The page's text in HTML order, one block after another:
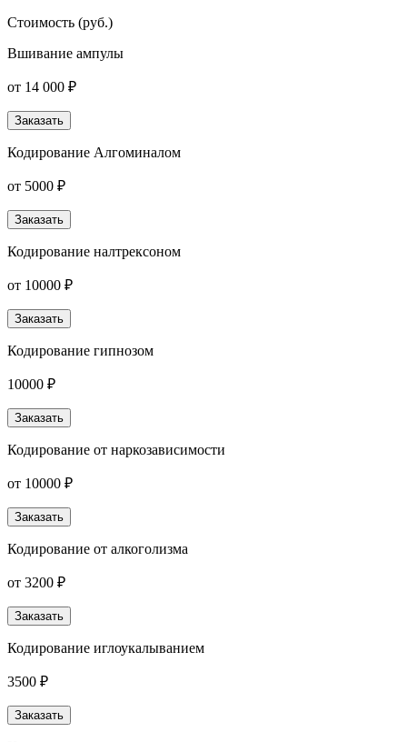
Стоимость (руб.)
Вшивание ампулы
от 14 000 ₽
Заказать
Кодирование Алгоминалом
от 5000 ₽
Заказать
Кодирование налтрексоном
от 10000 ₽
Заказать
Кодирование гипнозом
10000 ₽
Заказать
Кодирование от наркозависимости
от 10000 ₽
Заказать
Кодирование от алкоголизма
от 3200 ₽
Заказать
Кодирование иглоукалыванием
3500 ₽
Заказать